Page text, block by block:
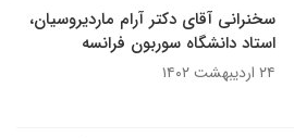
سخنرانی آقای دکتر آرام ماردیروسیان،
استاد دانشگاه سوربون فرانسه
۲۴ اردیبهشت ۱۴۰۲